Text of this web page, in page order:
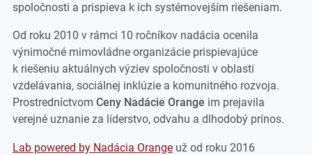
spoločnosti a prispieva k ich systémovejším riešeniam.
Od roku 2010 v rámci 10 ročníkov nadácia ocenila
výnimočné mimovládne organizácie prispievajúce
k riešeniu aktuálnych výziev spoločnosti v oblasti
vzdelávania, sociálnej inklúzie a komunitného rozvoja.
Prostredníctvom Ceny Nadácie Orange im prejavila
verejné uznanie za líderstvo, odvahu a dlhodobý prínos.
Lab powered by Nadácia Orangeuž od roku 2016